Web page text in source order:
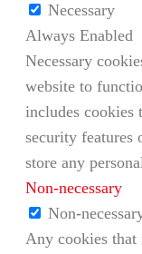
Necessary
Always Enabled
Necessary
website to
includes cookies
security features
store any
Non-necessary
Non-
Any cookies that